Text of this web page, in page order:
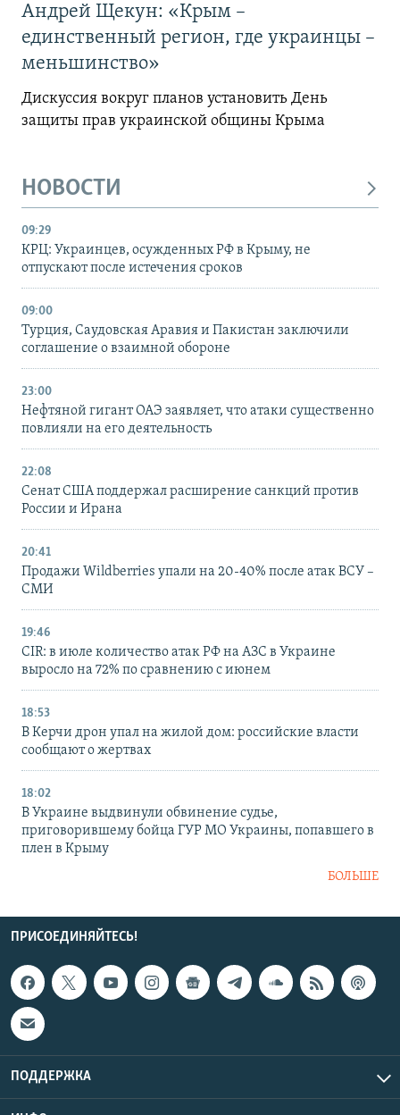
Андрей Щекун: «Крым –
единственный регион, где украинцы –
меньшинство»
Дискуссия вокруг планов установить День
защиты прав украинской общины Крыма
НОВОСТИ
09:29
КРЦ: Украинцев, осужденных РФ в Крыму, не
отпускают после истечения сроков
09:00
Турция, Саудовская Аравия и Пакистан заключили
соглашение о взаимной обороне
23:00
Нефтяной гигант ОАЭ заявляет, что атаки существенно
повлияли на его деятельность
22:08
Сенат США поддержал расширение санкций против
России и Ирана
20:41
Продажи Wildberries упали на 20-40% после атак ВСУ –
СМИ
19:46
CIR: в июле количество атак РФ на АЗС в Украине
выросло на 72% по сравнению с июнем
18:53
В Керчи дрон упал на жилой дом: российские власти
сообщают о жертвах
18:02
В Украине выдвинули обвинение судье,
приговорившему бойца ГУР МО Украины, попавшего в
плен в Крыму
БОЛЬШЕ
ПРИСОЕДИНЯЙТЕСЬ!
ПОДДЕРЖКА